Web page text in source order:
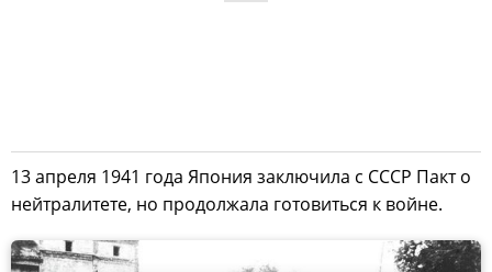
13 апреля 1941 года Япония заключила с СССР Пакт о
нейтралитете, но продолжала готовиться к войне.